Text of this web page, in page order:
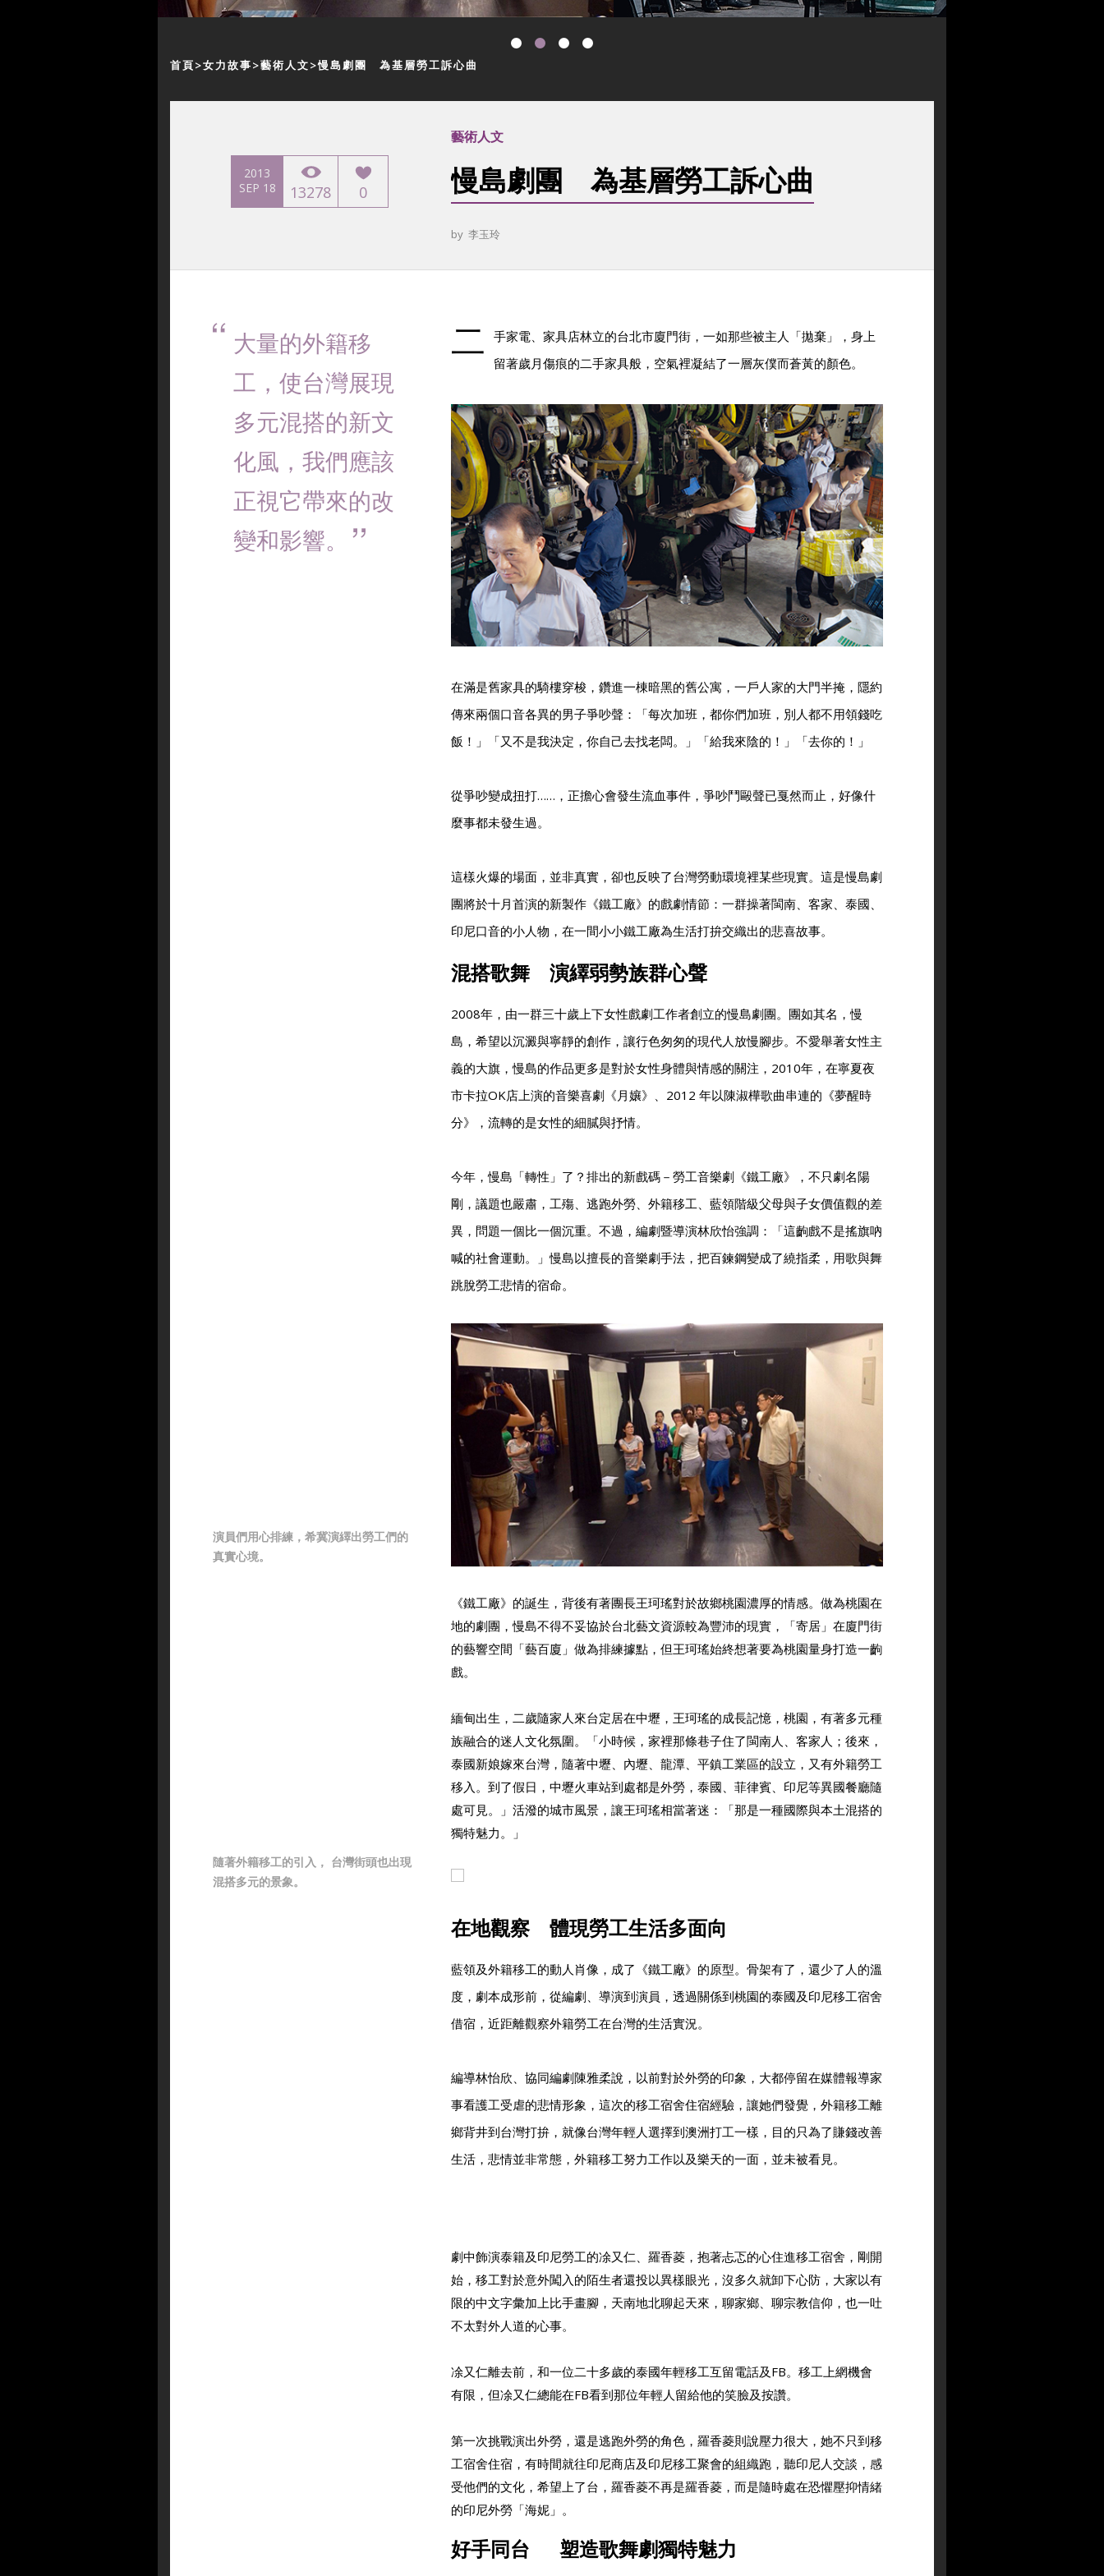
首頁 女力故事 藝術人文 慢島劇團 為基層勞工訴心曲
2013
SEP 18
13278 0
藝術人文
慢島劇團 為基層勞工訴心曲
by 李玉玲
大量的外籍移
工，使台灣展現
多元混搭的新文
化風，我們應該
正視它帶來的改
變和影響。
二 手家電、家具店林立的台北市廈門街，一如那些被主人「拋棄」，身上
留著歲月傷痕的二手家具般，空氣裡凝結了一層灰僕而蒼黃的顏色。
在滿是舊家具的騎樓穿梭，鑽進一棟暗黑的舊公寓，一戶人家的大門半掩，隱約
傳來兩個口音各異的男子爭吵聲：「每次加班，都你們加班，別人都不用領錢吃
飯！」「又不是我決定，你自己去找老闆。」「給我來陰的！」「去你的！」
從爭吵變成扭打……，正擔心會發生流血事件，爭吵鬥毆聲已戛然而止，好像什
麼事都未發生過。
這樣火爆的場面，並非真實，卻也反映了台灣勞動環境裡某些現實。這是慢島劇
團將於十月首演的新製作《鐵工廠》的戲劇情節：一群操著閩南、客家、泰國、
印尼口音的小人物，在一間小小鐵工廠為生活打拚交織出的悲喜故事。
混搭歌舞 演繹弱勢族群心聲
2008年，由一群三十歲上下女性戲劇工作者創立的慢島劇團。團如其名，慢
島，希望以沉澱與寧靜的創作，讓行色匆匆的現代人放慢腳步。不愛舉著女性主
義的大旗，慢島的作品更多是對於女性身體與情感的關注，2010年，在寧夏夜
市卡拉OK店上演的音樂喜劇《月孃》、2012 年以陳淑樺歌曲串連的《夢醒時
分》，流轉的是女性的細膩與抒情。
今年，慢島「轉性」了？排出的新戲碼－勞工音樂劇《鐵工廠》，不只劇名陽
剛，議題也嚴肅，工殤、逃跑外勞、外籍移工、藍領階級父母與子女價值觀的差
異，問題一個比一個沉重。不過，編劇暨導演林欣怡強調：「這齣戲不是搖旗吶
喊的社會運動。」慢島以擅長的音樂劇手法，把百鍊鋼變成了繞指柔，用歌與舞
跳脫勞工悲情的宿命。
演員們用心排練，希冀演繹出勞工們的
真實心境。
《鐵工廠》的誕生，背後有著團長王珂瑤對於故鄉桃園濃厚的情感。做為桃園在
地的劇團，慢島不得不妥協於台北藝文資源較為豐沛的現實，「寄居」在廈門街
的藝響空間「藝百廈」做為排練據點，但王珂瑤始終想著要為桃園量身打造一齣
戲。
緬甸出生，二歲隨家人來台定居在中壢，王珂瑤的成長記憶，桃園，有著多元種
族融合的迷人文化氛圍。「小時候，家裡那條巷子住了閩南人、客家人；後來，
泰國新娘嫁來台灣，隨著中壢、內壢、龍潭、平鎮工業區的設立，又有外籍勞工
移入。到了假日，中壢火車站到處都是外勞，泰國、菲律賓、印尼等異國餐廳隨
處可見。」活潑的城市風景，讓王珂瑤相當著迷：「那是一種國際與本土混搭的
獨特魅力。」
隨著外籍移工的引入， 台灣街頭也出現
混搭多元的景象。
在地觀察 體現勞工生活多面向
藍領及外籍移工的動人肖像，成了《鐵工廠》的原型。骨架有了，還少了人的溫
度，劇本成形前，從編劇、導演到演員，透過關係到桃園的泰國及印尼移工宿舍
借宿，近距離觀察外籍勞工在台灣的生活實況。
編導林怡欣、協同編劇陳雅柔說，以前對於外勞的印象，大都停留在媒體報導家
事看護工受虐的悲情形象，這次的移工宿舍住宿經驗，讓她們發覺，外籍移工離
鄉背井到台灣打拚，就像台灣年輕人選擇到澳洲打工一樣，目的只為了賺錢改善
生活，悲情並非常態，外籍移工努力工作以及樂天的一面，並未被看見。
劇中飾演泰籍及印尼勞工的凃又仁、羅香菱，抱著忐忑的心住進移工宿舍，剛開
始，移工對於意外闖入的陌生者還投以異樣眼光，沒多久就卸下心防，大家以有
限的中文字彙加上比手畫腳，天南地北聊起天來，聊家鄉、聊宗教信仰，也一吐
不太對外人道的心事。
凃又仁離去前，和一位二十多歲的泰國年輕移工互留電話及FB。移工上網機會
有限，但凃又仁總能在FB看到那位年輕人留給他的笑臉及按讚。
第一次挑戰演出外勞，還是逃跑外勞的角色，羅香菱則說壓力很大，她不只到移
工宿舍住宿，有時間就往印尼商店及印尼移工聚會的組織跑，聽印尼人交談，感
受他們的文化，希望上了台，羅香菱不再是羅香菱，而是隨時處在恐懼壓抑情緒
的印尼外勞「海妮」。
好手同台 塑造歌舞劇獨特魅力